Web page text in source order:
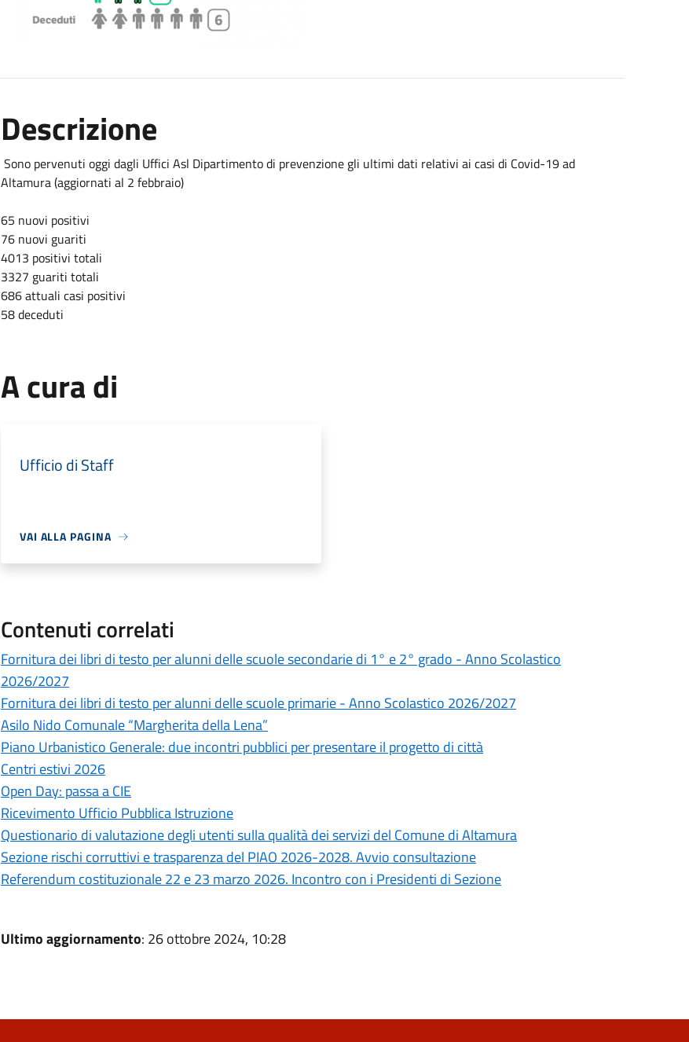
Descrizione
Sono pervenuti oggi dagli Uffici Asl Dipartimento di prevenzione gli ultimi dati relativi ai casi di Covid-19 ad
Altamura (aggiornati al 2 febbraio)
65 nuovi positivi
76 nuovi guariti
4013 positivi totali
3327 guariti totali
686 attuali casi positivi
58 deceduti
A cura di
Ufficio di Staff
VAI ALLA PAGINA
Contenuti correlati
Fornitura dei libri di testo per alunni delle scuole secondarie di 1° e 2° grado - Anno Scolastico
2026/2027
Fornitura dei libri di testo per alunni delle scuole primarie - Anno Scolastico 2026/2027
Asilo Nido Comunale “Margherita della Lena”
Piano Urbanistico Generale: due incontri pubblici per presentare il progetto di città
Centri estivi 2026
Open Day: passa a CIE
Ricevimento Ufficio Pubblica Istruzione
Questionario di valutazione degli utenti sulla qualità dei servizi del Comune di Altamura
Sezione rischi corruttivi e trasparenza del PIAO 2026-2028. Avvio consultazione
Referendum costituzionale 22 e 23 marzo 2026. Incontro con i Presidenti di Sezione
Ultimo aggiornamento: 26 ottobre 2024, 10:28